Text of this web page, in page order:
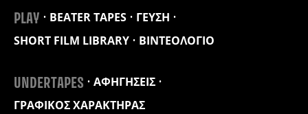
PLAY BEATER TAPES
ΓΕΥΣΗ
SHORT FILM LIBRARY
ΒΙΝΤΕΟΛΟΓΙΟ
UNDERTAPES
ΑΦΗΓΗΣΕΙΣ
ΓΡΑΦΙΚΟΣ ΧΑΡΑΚΤΗΡΑΣ